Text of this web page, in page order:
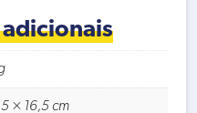
adicionais
× 16,5 cm